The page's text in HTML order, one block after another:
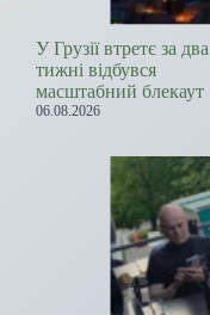
У Грузії втретє за два
тижні відбувся
масштабний блекаут
06.08.2026